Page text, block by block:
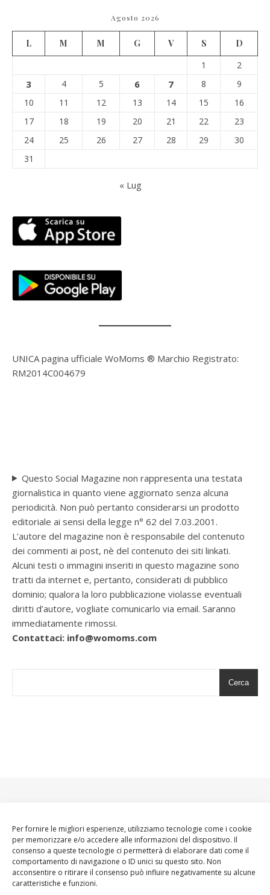
Per fornire le migliori esperienze, utilizziamo tecnologie come i cookie
per memorizzare e/o accedere alle informazioni del dispositivo. Il
consenso a queste tecnologie ci permetterà di elaborare dati come il
comportamento di navigazione o ID unici su questo sito. Non
acconsentire o ritirare il consenso può influire negativamente su alcune
caratteristiche e funzioni.
Agosto 2026
L M M G V S
D
1
2
3 4 5 6 7 8
9
10
11 12 13 14 15
16
17
18 19 20 21 22
23
24
25 26 27 28 29
30
31
« Lug
UNICA pagina ufficiale WoMoms ® Marchio Registrato:
RM2014C004679
Questo Social Magazine non rappresenta una testata
giornalistica in quanto viene aggiornato senza alcuna
periodicità. Non può pertanto considerarsi un prodotto
editoriale ai sensi della legge n° 62 del 7.03.2001.
L’autore del magazine non è responsabile del contenuto
dei commenti ai post, nè del contenuto dei siti linkati.
Alcuni testi o immagini inseriti in questo magazine sono
tratti da internet e, pertanto, considerati di pubblico
dominio; qualora la loro pubblicazione violasse eventuali
diritti d’autore, vogliate comunicarlo via email. Saranno
immediatamente rimossi.
Contattaci: info@womoms.com
Cerca